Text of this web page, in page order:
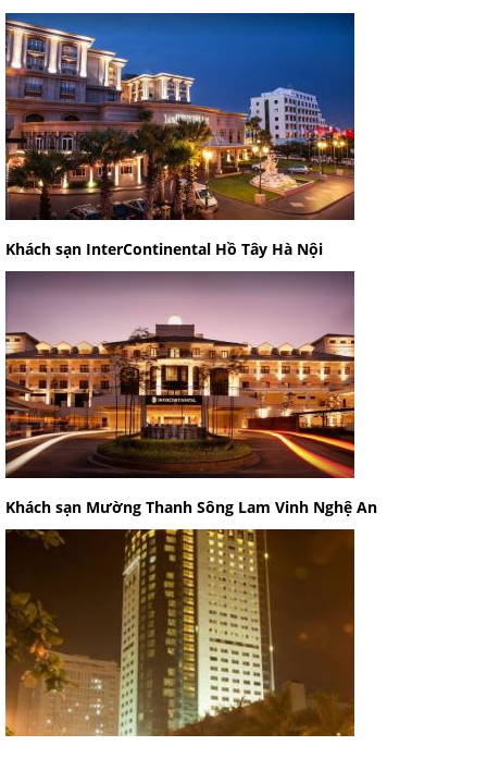
Khách sạn InterContinental Hồ Tây Hà Nội
Khách sạn Mường Thanh Sông Lam Vinh Nghệ An